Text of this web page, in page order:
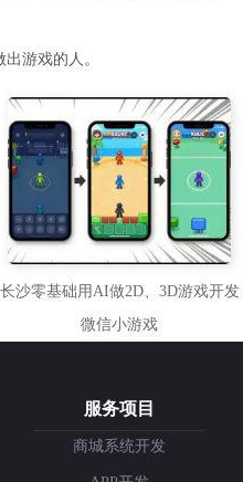
游戏的人。
长沙零基础用AI做2D、3D游戏开发
微信小游戏
服务项目
商城系统开发